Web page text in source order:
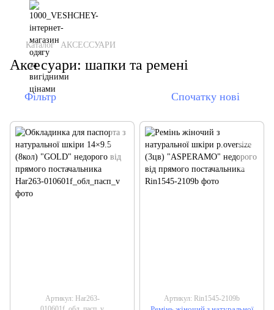
Каталог АКСЕССУАРИ
Аксесуари: шапки та ремені
Фільтр Спочатку нові
Артикул: Har263-
Артикул: Rin1545-2109b